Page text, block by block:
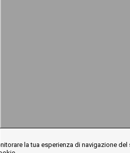
la tua esperienza di navigazione